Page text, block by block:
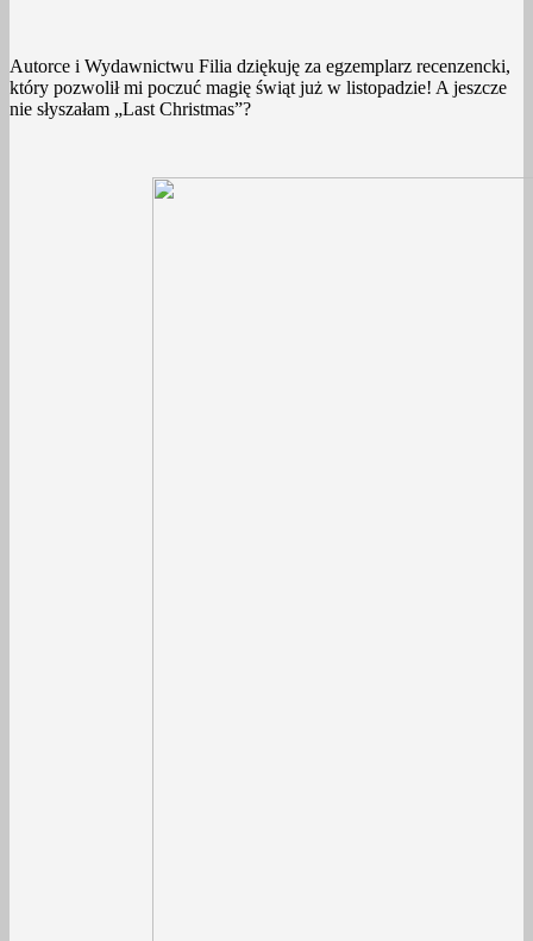
Autorce i Wydawnictwu Filia dziękuję za egzemplarz recenzencki,
który pozwolił mi poczuć magię świąt już w listopadzie! A jeszcze
nie słyszałam „Last Christmas”?